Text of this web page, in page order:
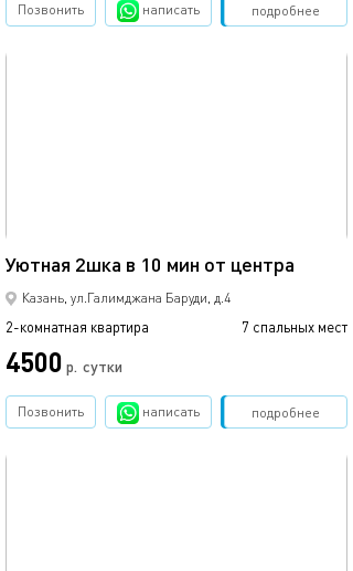
подробнее
Позвонить написать Забронировать
Уютная 2шка в 10 мин от центра
Казань, ул.Галимджана Баруди, д.4
2-комнатная квартира 7 спальных мест
4500 р. сутки
подробнее
Позвонить написать Забронировать